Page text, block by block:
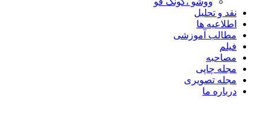
نقد و تحلیل
اطلاعیه ها
مطالب آموزشی
فیلم
مصاحبه
مجله چاپی
مجله تصویری
درباره ما